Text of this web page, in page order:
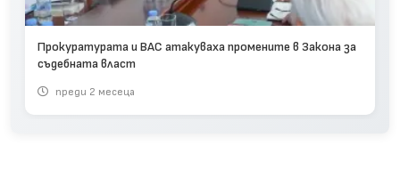
Прокуратурата и ВАС атакуваха промените в Закона за
съдебната власт
преди 2 месеца